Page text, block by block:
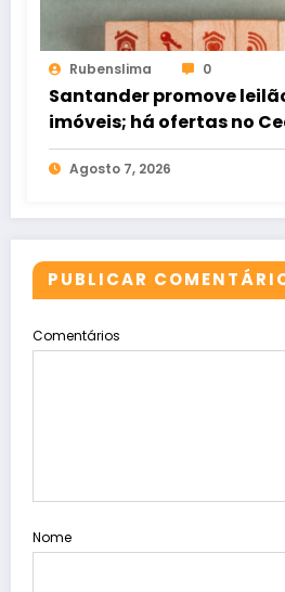
Rubenslima 0
Santander promove
imóveis; há ofertas no
Agosto 7, 2026
PUBLICAR
Comentários
Nome